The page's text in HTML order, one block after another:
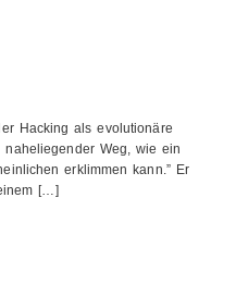
Hacking als evolutionäre
naheliegender Weg, wie ein
erklimmen kann.” Er
[…]